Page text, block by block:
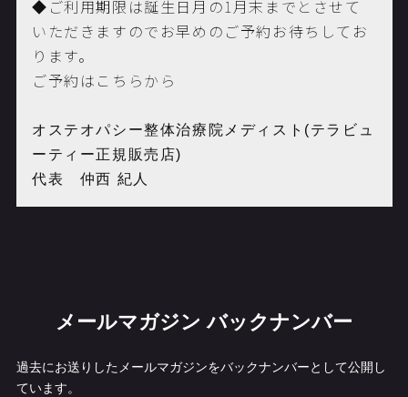
◆ご利用期限は誕生日月の1月末までとさせて
いただきますのでお早めのご予約お待ちしてお
ります。
ご予約はこちらから
オステオパシー整体治療院メディスト(テラビュ
ーティー正規販売店)
代表 仲西 紀人
メールマガジン バックナンバー
過去にお送りしたメールマガジンをバックナンバーとして公開し
ています。